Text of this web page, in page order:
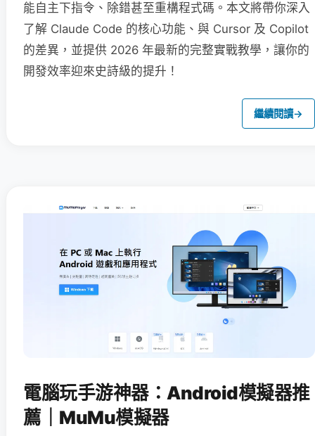
能自主下指令、除錯甚至重構程式碼。本文將帶你深入
了解 Claude Code 的核心功能、與 Cursor 及 Copilot
的差異，並提供 2026 年最新的完整實戰教學，讓你的
開發效率迎來史詩級的提升！
繼續閱讀→
電腦玩手游神器：Android模擬器推
薦｜MuMu模擬器